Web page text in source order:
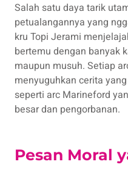
Salah satu daya tarik
petualangannya yang
kru Topi Jerami
bertemu dengan banyak
maupun musuh. Setiap
menyuguhkan cerita
seperti arc Marineford
besar dan pengorbanan.
Pesan Moral